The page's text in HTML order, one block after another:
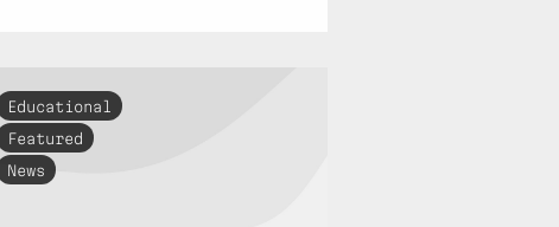
Educational
Featured
News